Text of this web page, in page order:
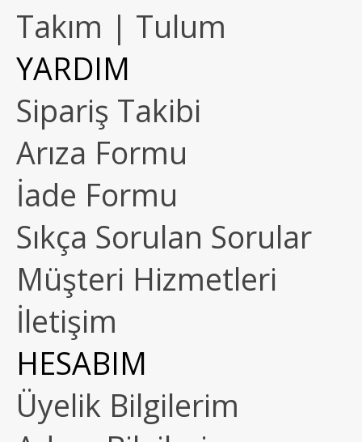
Takım | Tulum
YARDIM
Sipariş Takibi
Arıza Formu
İade Formu
Sıkça Sorulan Sorular
Müşteri Hizmetleri
İletişim
HESABIM
Üyelik Bilgilerim